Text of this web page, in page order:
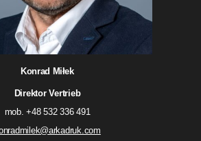
Konrad Miłek
Direktor Vertrieb
mob. +48 532 336 491